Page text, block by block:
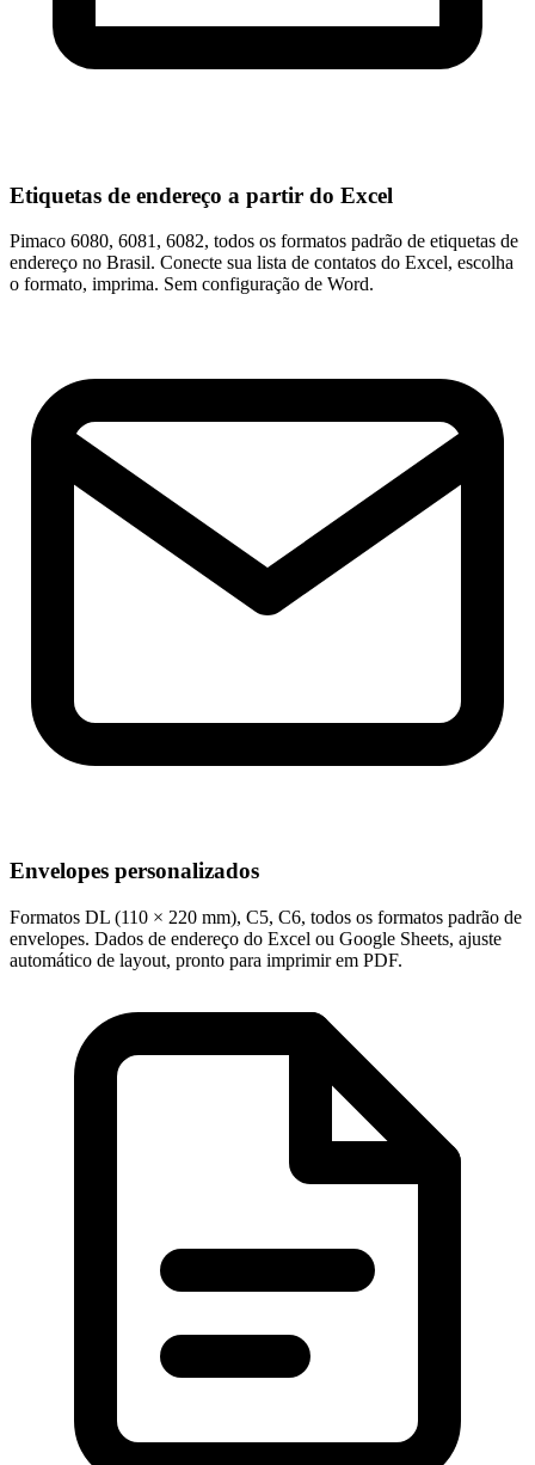
Etiquetas de endereço a partir do Excel
Pimaco 6080, 6081, 6082, todos os formatos padrão de etiquetas de
endereço no Brasil. Conecte sua lista de contatos do Excel, escolha
o formato, imprima. Sem configuração de Word.
Envelopes personalizados
Formatos DL (110 × 220 mm), C5, C6, todos os formatos padrão de
envelopes. Dados de endereço do Excel ou Google Sheets, ajuste
automático de layout, pronto para imprimir em PDF.